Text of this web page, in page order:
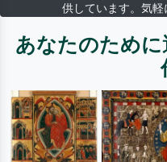
供しています。気軽
あなたのため